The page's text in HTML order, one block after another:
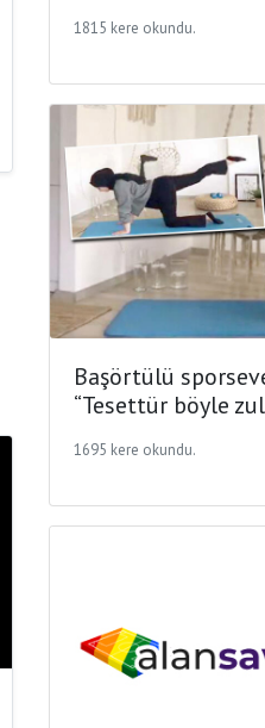
1815 kere okundu.
Başörtülü
“Tesettür böyle
1695 kere okundu.